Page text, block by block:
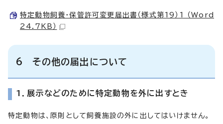
特定動物飼養・保管許可変更届出書（様式第19）1 （Word
24.7KB）
6 その他の届出について
1．展示などのために特定動物を外に出すとき
特定動物は、原則として飼養施設の外に出してはいけません。